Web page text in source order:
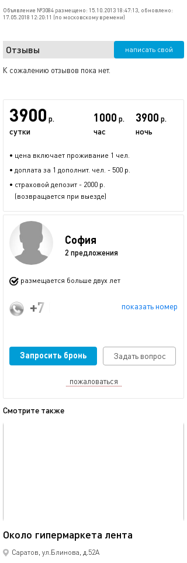
Объявление №3084 размещено: 15.10.2013 18:47:13, обновлено:
17.05.2018 12:20:11 (по московскому времени)
Отзывы написать свой
К сожалению отзывов пока нет.
3900 р.
сутки
1000 р.
час
3900 р.
ночь
• цена включает проживание 1 чел.
• доплата за 1 дополнит. чел. - 500 р.
• страховой депозит - 2000 р.
(возвращается при выезде)
София
2 предложения
размещается больше двух лет
показать номер
+7 (905) 321-87-62
Запросить бронь Задать вопрос
пожаловаться
Смотрите также
Около гипермаркета лента
Саратов, ул.Блинова, д.52А